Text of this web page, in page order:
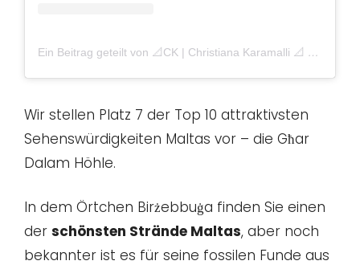
Ein Beitrag geteilt von 📐CK | Christiana Karamalli 📐 (@ck.christiana_karamalli)
Wir stellen Platz 7 der Top 10 attraktivsten
Sehenswürdigkeiten Maltas vor – die Għar
Dalam Höhle.
In dem Örtchen Birżebbuġa finden Sie einen
der schönsten Strände Maltas, aber noch
bekannter ist es für seine fossilen Funde aus